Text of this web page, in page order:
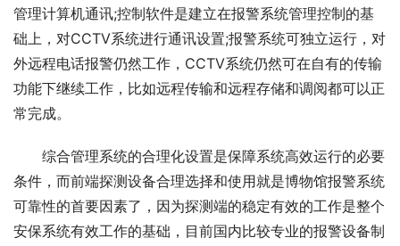
管理计算机通讯;控制软件是建立在报警系统管理控制的基
础上，对CCTV系统进行通讯设置;报警系统可独立运行，对
外远程电话报警仍然工作，CCTV系统仍然可在自有的传输
功能下继续工作，比如远程传输和远程存储和调阅都可以正
常完成。
综合管理系统的合理化设置是保障系统高效运行的必要
条件，而前端探测设备合理选择和使用就是博物馆报警系统
可靠性的首要因素了，因为探测端的稳定有效的工作是整个
安保系统有效工作的基础，目前国内比较专业的报警设备制